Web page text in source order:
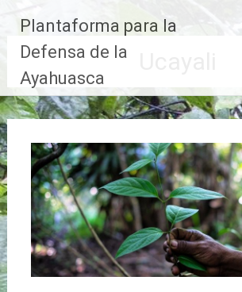
contenido
Plantaforma para la
Defensa de la
Ayahuasca